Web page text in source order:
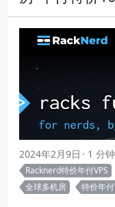
2024年2月9日 1 分
Racknerd特价年付VPS
全球多机房
特价年付